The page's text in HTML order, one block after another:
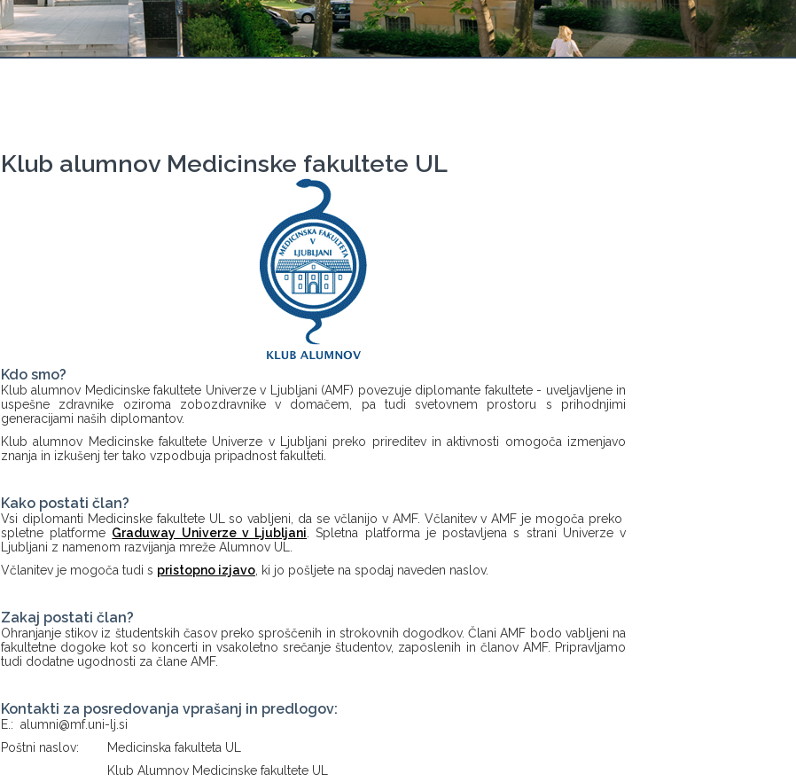
Klub alumnov Medicinske fakultete UL
Kdo smo?
Klub alumnov Medicinske fakultete Univerze v Ljubljani (AMF) povezuje diplomante fakultete - uveljavljene in
uspešne zdravnike oziroma zobozdravnike v domačem, pa tudi svetovnem prostoru s prihodnjimi
generacijami naših diplomantov.
Klub alumnov Medicinske fakultete Univerze v Ljubljani preko prireditev in aktivnosti omogoča izmenjavo
znanja in izkušenj ter tako vzpodbuja pripadnost fakulteti.
Kako postati član?
Vsi diplomanti Medicinske fakultete UL so vabljeni, da se včlanijo v AMF. Včlanitev v AMF je mogoča preko
spletne platforme Graduway Univerze v Ljubljani . Spletna platforma je postavljena s strani Univerze v
Ljubljani z namenom razvijanja mreže Alumnov UL.
Včlanitev je mogoča tudi s pristopno izjavo , ki jo pošljete na spodaj naveden naslov.
Zakaj postati član?
Ohranjanje stikov iz študentskih časov preko sproščenih in strokovnih dogodkov. Člani AMF bodo vabljeni na
fakultetne dogoke kot so koncerti in vsakoletno srečanje študentov, zaposlenih in članov AMF. Pripravljamo
tudi dodatne ugodnosti za člane AMF.
Kontakti za posredovanja vprašanj in predlogov:
E.: alumni@mf.uni-lj.si
Poštni naslov: Medicinska fakulteta UL
Klub Alumnov Medicinske fakultete UL